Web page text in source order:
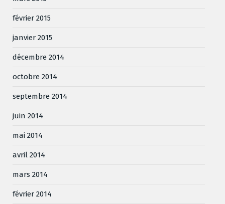
février 2015
janvier 2015
décembre 2014
octobre 2014
septembre 2014
juin 2014
mai 2014
avril 2014
mars 2014
février 2014